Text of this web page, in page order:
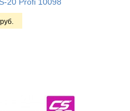
руб.